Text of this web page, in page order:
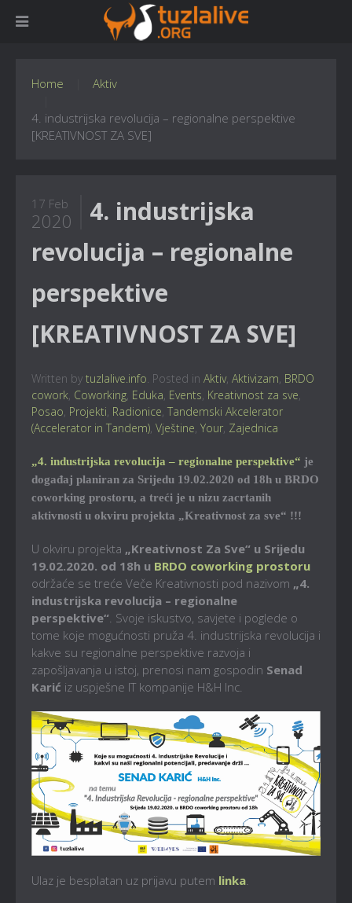
Home Aktiv
4. industrijska revolucija – regionalne perspektive
[KREATIVNOST ZA SVE]
17 Feb
2020
4. industrijska
revolucija – regionalne
perspektive
[KREATIVNOST ZA SVE]
Written by tuzlalive.info. Posted in Aktiv, Aktivizam, BRDO
cowork, Coworking, Eduka, Events, Kreativnost za sve,
Posao, Projekti, Radionice, Tandemski Akcelerator
(Accelerator in Tandem), Vještine, Your, Zajednica
„4. industrijska revolucija – regionalne perspektive“ je
događaj planiran za Srijedu 19.02.2020 od 18h u BRDO
coworking prostoru, a treći je u nizu zacrtanih
aktivnosti u okviru projekta „Kreativnost za sve“ !!!
U okviru projekta „Kreativnost Za Sve“ u Srijedu
19.02.2020. od 18h u BRDO coworking prostoru
održaće se treće Veče Kreativnosti pod nazivom „4.
industrijska revolucija – regionalne
perspektive“. Svoje iskustvo, savjete i poglede o
tome koje mogućnosti pruža 4. industrijska revolucija i
kakve su regionalne perspektive razvoja i
zapošljavanja u istoj, prenosi nam gospodin Senad
Karić iz uspješne IT kompanije H&H Inc.
Ulaz je besplatan uz prijavu putem linka.